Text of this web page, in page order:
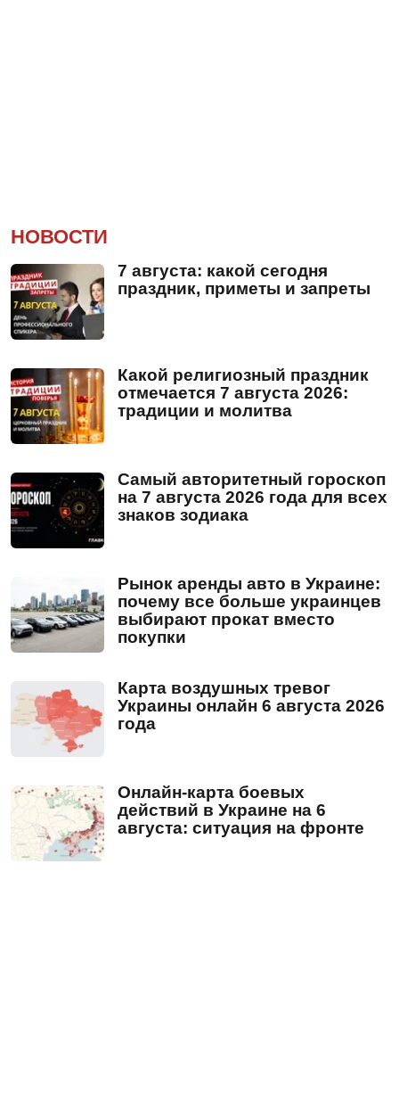
НОВОСТИ
7 августа: какой сегодня
праздник, приметы и запреты
Какой религиозный праздник
отмечается 7 августа 2026:
традиции и молитва
Самый авторитетный гороскоп
на 7 августа 2026 года для всех
знаков зодиака
Рынок аренды авто в Украине:
почему все больше украинцев
выбирают прокат вместо
покупки
Карта воздушных тревог
Украины онлайн 6 августа 2026
года
Онлайн-карта боевых
действий в Украине на 6
августа: ситуация на фронте